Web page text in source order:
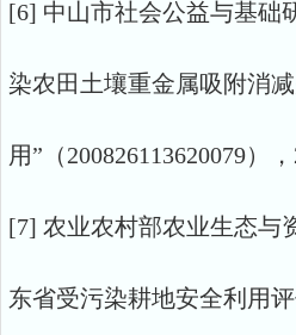
[6] 中山市社会公益与基础
染农田土壤重金属吸附消
用”（200826113620079）
[7] 农业农村部农业生态与
东省受污染耕地安全利用